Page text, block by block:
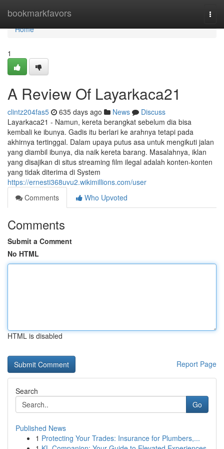
bookmarkfavors
Home
Home
1
A Review Of Layarkaca21
clintz204fas5 635 days ago News
Discuss
Layarkaca21 - Namun, kereta berangkat sebelum dia bisa
kembali ke ibunya. Gadis itu berlari ke arahnya tetapi pada
akhirnya tertinggal. Dalam upaya putus asa untuk mengikuti jalan
yang diambil ibunya, dia naik kereta barang. Masalahnya, iklan
yang disajikan di situs streaming film ilegal adalah konten-konten
yang tidak diterima di System
https://ernesti368uvu2.wikimillions.com/user
Comments
Who Upvoted
Comments
Submit a Comment
No HTML
HTML is disabled
Report Page
Search
Go
Published News
1 Protecting Your Trades: Insurance for Plumbers,...